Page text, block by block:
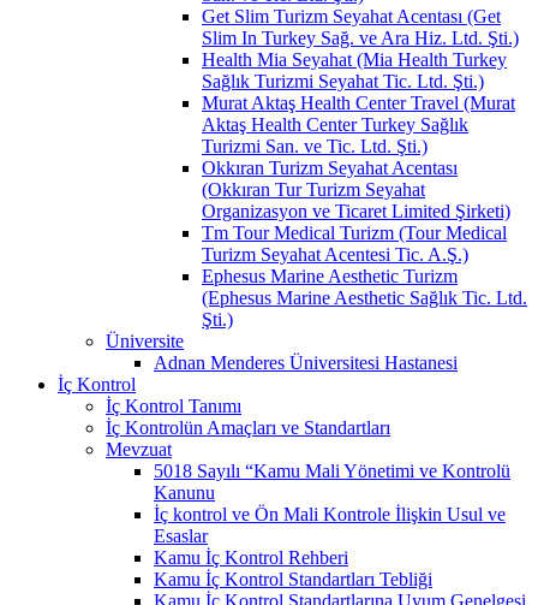
Get Slim Turizm Seyahat Acentası (Get
Slim In Turkey Sağ. ve Ara Hiz. Ltd. Şti.)
Health Mia Seyahat (Mia Health Turkey
Sağlık Turizmi Seyahat Tic. Ltd. Şti.)
Murat Aktaş Health Center Travel (Murat
Aktaş Health Center Turkey Sağlık
Turizmi San. ve Tic. Ltd. Şti.)
Okkıran Turizm Seyahat Acentası
(Okkıran Tur Turizm Seyahat
Organizasyon ve Ticaret Limited Şirketi)
Tm Tour Medical Turizm (Tour Medical
Turizm Seyahat Acentesi Tic. A.Ş.)
Ephesus Marine Aesthetic Turizm
(Ephesus Marine Aesthetic Sağlık Tic. Ltd.
Şti.)
Üniversite
Adnan Menderes Üniversitesi Hastanesi
İç Kontrol
İç Kontrol Tanımı
İç Kontrolün Amaçları ve Standartları
Mevzuat
5018 Sayılı “Kamu Mali Yönetimi ve Kontrolü
Kanunu
İç kontrol ve Ön Mali Kontrole İlişkin Usul ve
Esaslar
Kamu İç Kontrol Rehberi
Kamu İç Kontrol Standartları Tebliği
Kamu İç Kontrol Standartlarına Uyum Genelgesi